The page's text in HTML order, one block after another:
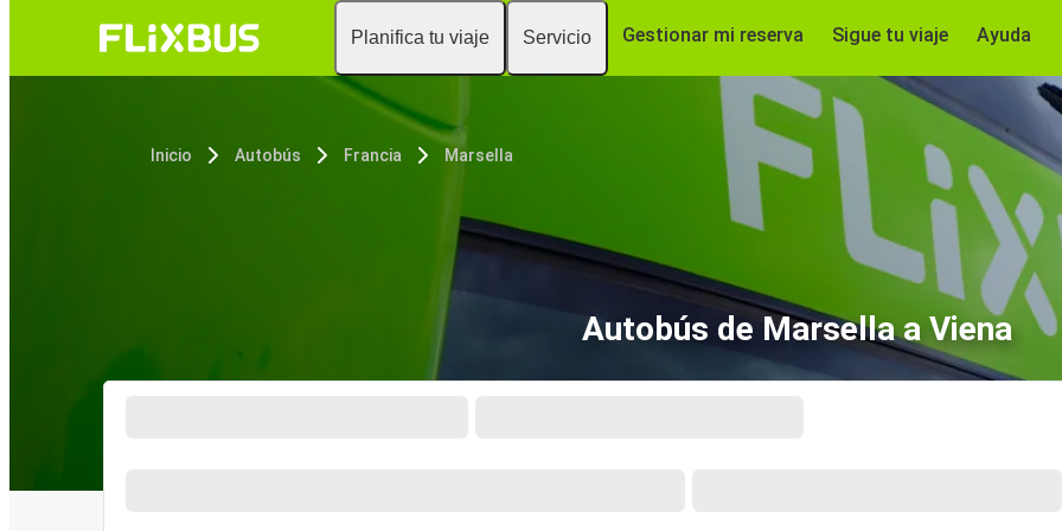
Planifica tu viaje Servicio Gestionar mi reserva Sigue tu viaje Ayuda
Inicio Autobús Francia Marsella
Autobús de Marsella a Viena